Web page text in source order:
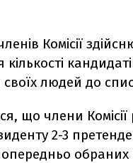
Комісії
людей до
що члени
2-3
обраних